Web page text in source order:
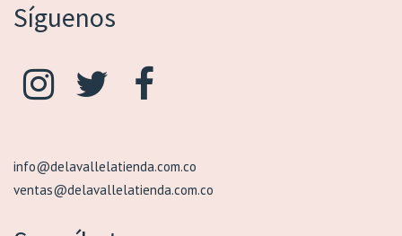
Síguenos
info@delavallelatienda.com.co
ventas@delavallelatienda.com.co